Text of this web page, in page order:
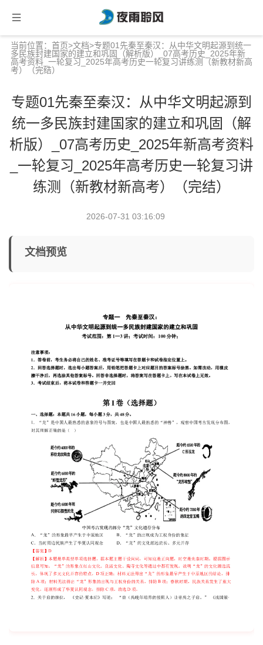
当前位置： 首页>文档>专题01先秦至秦汉：从中华文明起源到统一
多民族封建国家的建立和巩固（解析版）_07高考历史_2025年新
高考资料_一轮复习_2025年高考历史一轮复习讲练测（新教材新高
考）（完结）
专题01先秦至秦汉：从中华文明起源到
统一多民族封建国家的建立和巩固（解
析版）_07高考历史_2025年新高考资料
_一轮复习_2025年高考历史一轮复习讲
练测（新教材新高考）（完结）
2026-07-31 03:16:09
文档预览